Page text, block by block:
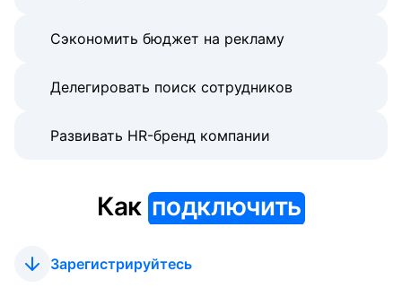
Сэкономить бюджет на рекламу
Делегировать поиск сотрудников
Развивать HR-бренд компании
Как подключить
Зарегистрируйтесь